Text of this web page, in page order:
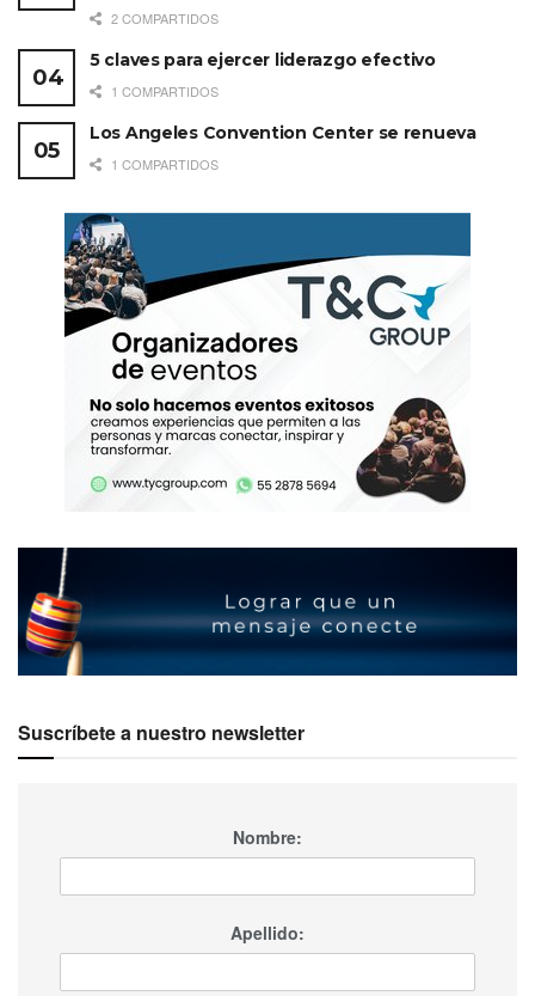
2 COMPARTIDOS
5 claves para ejercer liderazgo efectivo
1 COMPARTIDOS
Los Angeles Convention Center se renueva
1 COMPARTIDOS
Suscríbete a nuestro newsletter
Nombre:
Apellido: